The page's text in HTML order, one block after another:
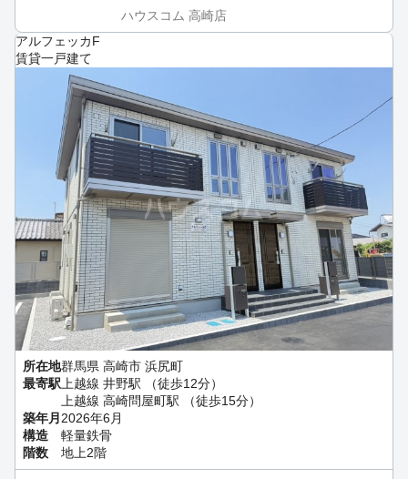
ハウスコム 高崎店
アルフェッカF
賃貸一戸建て
所在地群馬県 高崎市 浜尻町
最寄駅上越線 井野駅 （徒歩12分）
上越線 高崎問屋町駅 （徒歩15分）
築年月 2026年6月
構造
軽量鉄骨
階数
地上2階